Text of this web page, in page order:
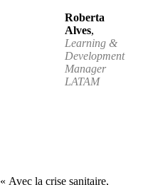
Roberta
Alves,
Learning &
Development
Manager
LATAM
« Avec la crise sanitaire,